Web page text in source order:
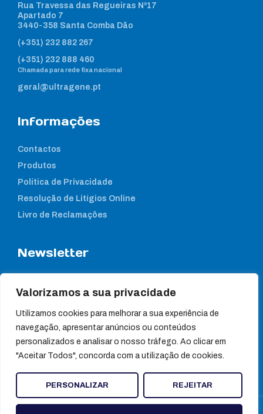
Valorizamos a sua privacidade
Utilizamos cookies para melhorar a sua experiência de
navegação, apresentar anúncios ou conteúdos
personalizados e analisar o nosso tráfego. Ao clicar em
"Aceitar Todos", concorda com a utilização de cookies.
PERSONALIZAR REJEITAR
Rua Travessa das Regueiras Nº17
Apartado 7
3440-358 Santa Comba Dão
(+351) 232 882 267
(+351) 232 888 460
Chamada para rede fixa nacional
geral@ultragene.pt
Informações
Contactos
Produtos
Política de Privacidade
Resolução de Litígios Online
Livro de Reclamações
Newsletter
notícias